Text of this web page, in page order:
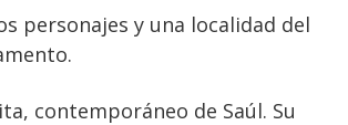
personajes y una localidad del
contemporáneo de Saúl. Su